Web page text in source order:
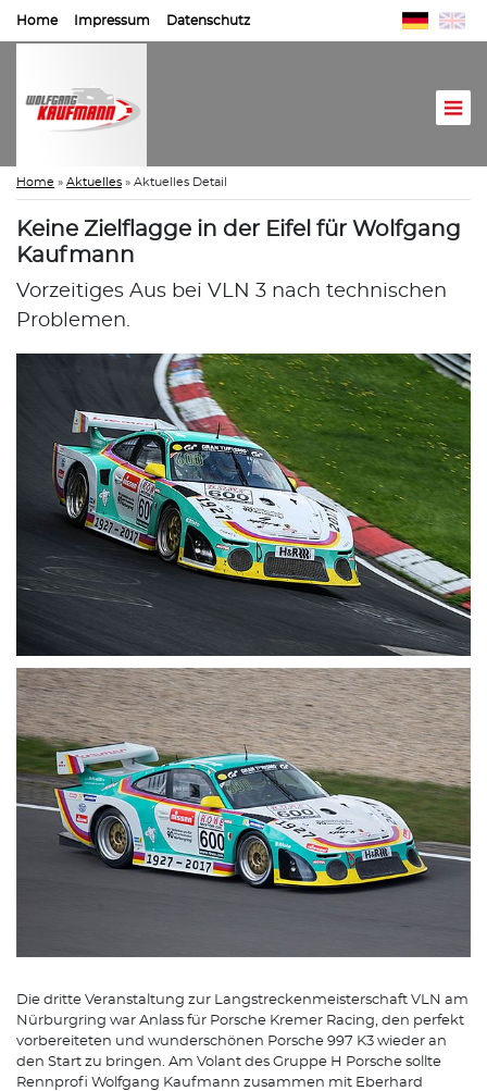
Home Impressum Datenschutz
Home » Aktuelles » Aktuelles Detail
Keine Zielflagge in der Eifel für Wolfgang
Kaufmann
Vorzeitiges Aus bei VLN 3 nach technischen
Problemen.
Die dritte Veranstaltung zur Langstreckenmeisterschaft VLN am
Nürburgring war Anlass für Porsche Kremer Racing, den perfekt
vorbereiteten und wunderschönen Porsche 997 K3 wieder an
den Start zu bringen. Am Volant des Gruppe H Porsche sollte
Rennprofi Wolfgang Kaufmann zusammen mit Eberhard